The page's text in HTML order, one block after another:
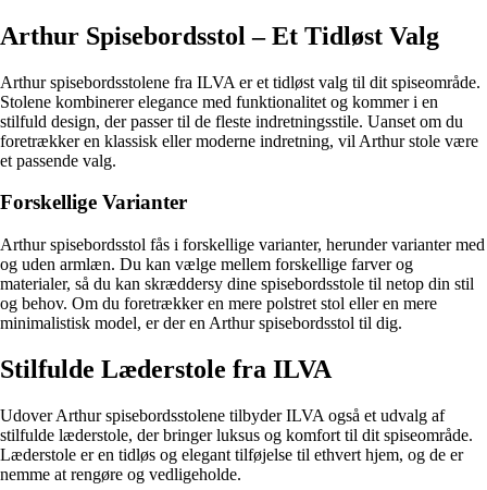
Arthur Spisebordsstol – Et Tidløst Valg
Arthur spisebordsstolene fra ILVA er et tidløst valg til dit spiseområde.
Stolene kombinerer elegance med funktionalitet og kommer i en
stilfuld design, der passer til de fleste indretningsstile. Uanset om du
foretrækker en klassisk eller moderne indretning, vil Arthur stole være
et passende valg.
Forskellige Varianter
Arthur spisebordsstol fås i forskellige varianter, herunder varianter med
og uden armlæn. Du kan vælge mellem forskellige farver og
materialer, så du kan skræddersy dine spisebordsstole til netop din stil
og behov. Om du foretrækker en mere polstret stol eller en mere
minimalistisk model, er der en Arthur spisebordsstol til dig.
Stilfulde Læderstole fra ILVA
Udover Arthur spisebordsstolene tilbyder ILVA også et udvalg af
stilfulde læderstole, der bringer luksus og komfort til dit spiseområde.
Læderstole er en tidløs og elegant tilføjelse til ethvert hjem, og de er
nemme at rengøre og vedligeholde.